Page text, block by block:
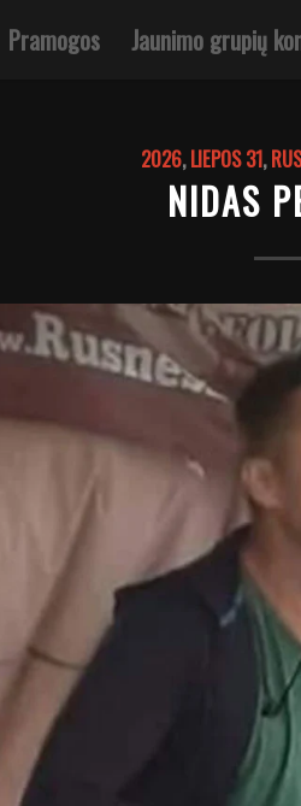
Pramogos Jaunimo grupių
2026,LIEPOS 31,
NIDAS